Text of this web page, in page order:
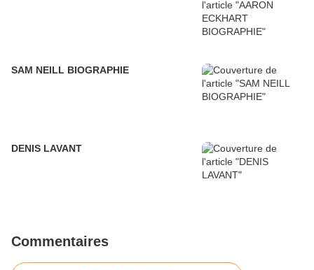
SAM NEILL BIOGRAPHIE
DENIS LAVANT
Commentaires